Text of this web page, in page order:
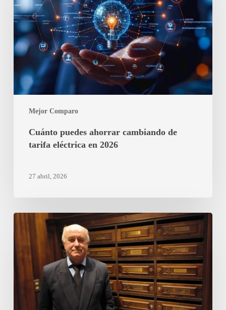
Mejor Comparo
cambiando
de
tarifa
eléctrica
en
2026
Cuánto puedes ahorrar cambiando de
tarifa eléctrica en 2026
27 abril, 2026